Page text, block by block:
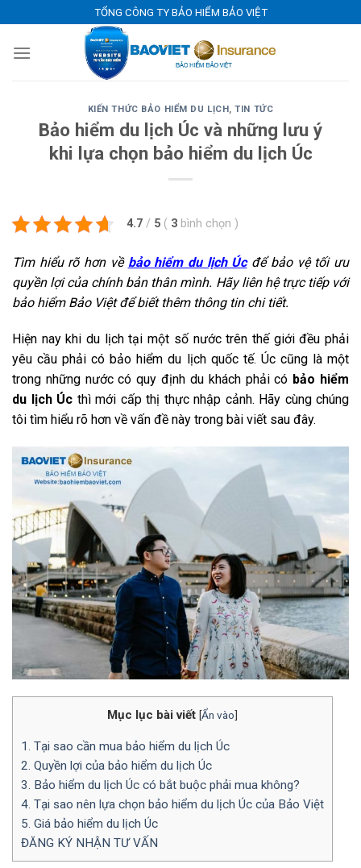
to
content
TỔNG CÔNG TY BẢO HIỂM BẢO VIỆT
KIẾN THỨC BẢO HIỂM DU LỊCH,TIN TỨC
Bảo hiểm du lịch Úc và những lưu ý
khi lựa chọn bảo hiểm du lịch Úc
4.7 / 5 ( 3 bình chọn )
Tìm hiểu rõ hơn về bảo hiểm du lịch Úcđể bảo vệ tối ưu
quyền lợi của chính bản thân mình. Hãy liên hệ trực tiếp với
bảo hiểm Bảo Việt để biết thêm thông tin chi tiết.
Hiện nay khi du lịch tại một số nước trên thế giới đều phải
yêu cầu phải có bảo hiểm du lịch quốc tế. Úc cũng là một
trong những nước có quy định du khách phải có bảo hiểm
du lịch Úc thì mới cấp thị thực nhập cảnh. Hãy cùng chúng
tôi tìm hiểu rõ hơn về vấn đề này trong bài viết sau đây.
Mục lục bài viết [Ẩn vào]
1. Tại sao cần mua bảo hiểm du lịch Úc
2. Quyền lợi của bảo hiểm du lịch Úc
3. Bảo hiểm du lịch Úc có bắt buộc phải mua không?
4. Tại sao nên lựa chọn bảo hiểm du lịch Úc của Bảo Việt
5. Giá bảo hiểm du lịch Úc
ĐĂNG KÝ NHẬN TƯ VẤN